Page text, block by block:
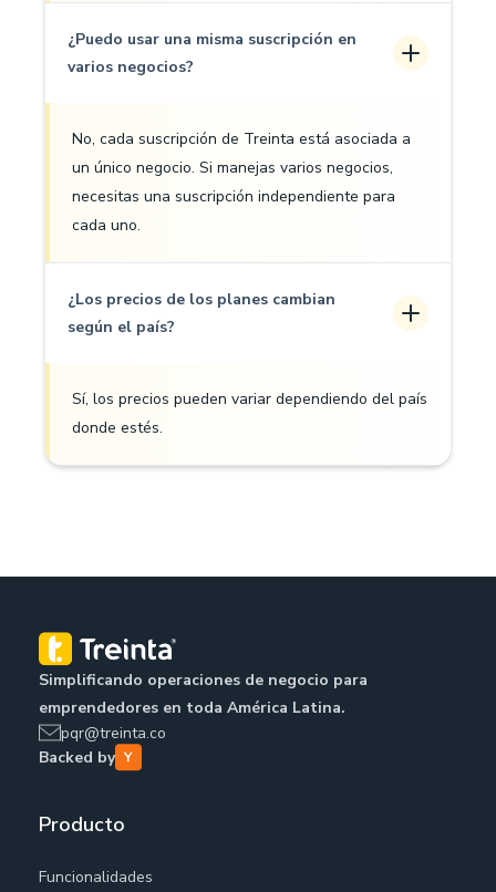
¿Puedo usar una misma suscripción en
varios negocios?
No, cada suscripción de Treinta está asociada a
un único negocio. Si manejas varios negocios,
necesitas una suscripción independiente para
cada uno.
¿Los precios de los planes cambian
según el país?
Sí, los precios pueden variar dependiendo del país
donde estés.
Simplificando operaciones de negocio para
emprendedores en toda América Latina.
pqr@treinta.co
Backed by
Producto
Funcionalidades